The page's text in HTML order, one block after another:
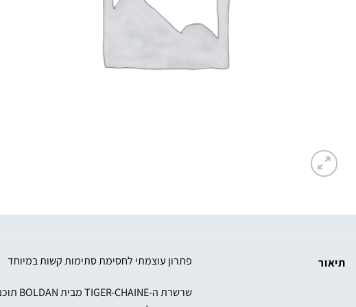
תיאור פתרון עוצמתי לחסימת סתימות קשות במיוחד